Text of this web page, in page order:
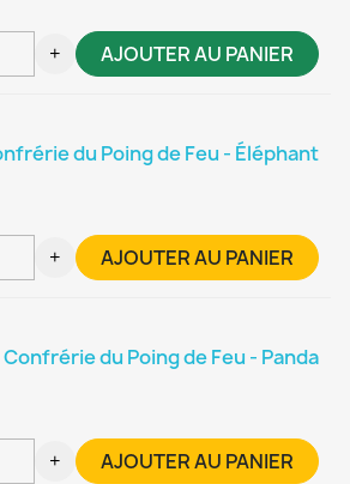
+ AJOUTER AU PANIER
du Poing de Feu - Éléphant
+ AJOUTER AU PANIER
Confrérie du Poing de Feu - Panda
+ AJOUTER AU PANIER